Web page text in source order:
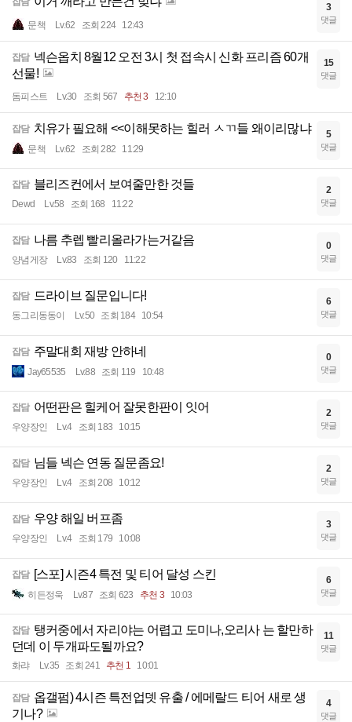
문책 Lv.62 조회 224 12:43
3
댓글
잡담 넥슨옵치 8월12 오전 3시 첫 접속시 신화 프리즘 60개
선물!
돔피스트 Lv.30 조회 567 추천 3 12:10
15
댓글
잡담 치유가 필요해 <<이해못하는 힐러 ㅅㄲ들 왜이리많냐
문책 Lv.62 조회 282 11:29
5
댓글
잡담 블리즈컨에서 보여줄만한 것들
Dewd Lv.58 조회 168 11:22
2
댓글
잡담 나름 추렙 빨리올라가는거같음
양념게장 Lv.83 조회 120 11:22
0
댓글
잡담 드라이브 질문입니다!
동그리동동이 Lv.50 조회 184 10:54
6
댓글
잡담 주말대회 재방 안하네
Jay65535 Lv.88 조회 119 10:48
0
댓글
잡담 어떤판은 힐케어 잘못한판이 잇어
우양장인 Lv.4 조회 183 10:15
2
댓글
잡담 님들 넥슨 연동 질문좀요!
우양장인 Lv.4 조회 208 10:12
2
댓글
잡담 우양 해일 버프좀
우양장인 Lv.4 조회 179 10:08
3
댓글
잡담 [스포] 시즌4 특전 및 티어 달성 스킨
히든정욱 Lv.87 조회 623 추천 3 10:03
6
댓글
잡담 탱커중에서 자리야는 어렵고 도미나,오리사 는 할만하
던데 이 두개파도될까요?
화랴 Lv.35 조회 241 추천 1 10:01
11
댓글
잡담 옵갤펌) 4시즌 특전업뎃 유출 / 에메랄드 티어 새로 생
기나?
4
댓글